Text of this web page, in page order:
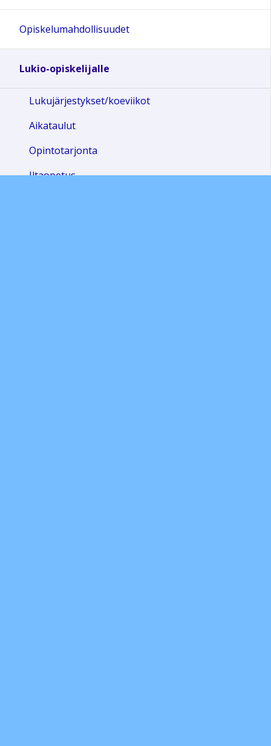
Opiskelumahdollisuudet
Lukio-opiskelijalle
Lukujärjestykset/koeviikot
Aikataulut
Opintotarjonta
Iltaopetus